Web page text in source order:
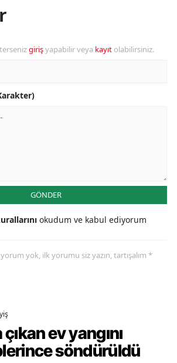
girişyapabilir veya kayıt olabilirsiniz.
GÖNDER
okudum ve kabul ediyorum
yok, ilk yorumu siz yazın, tartışalım *
ev yangını
söndürüldü